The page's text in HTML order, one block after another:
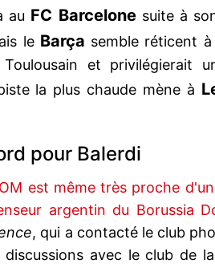
au FC Barcelonesuite à
le Barça semble réticent
et privilégierait
la plus chaude mène à
pour Balerdi
est même très proche
argentin du Borussia
, qui a contacté le club
avec le club de